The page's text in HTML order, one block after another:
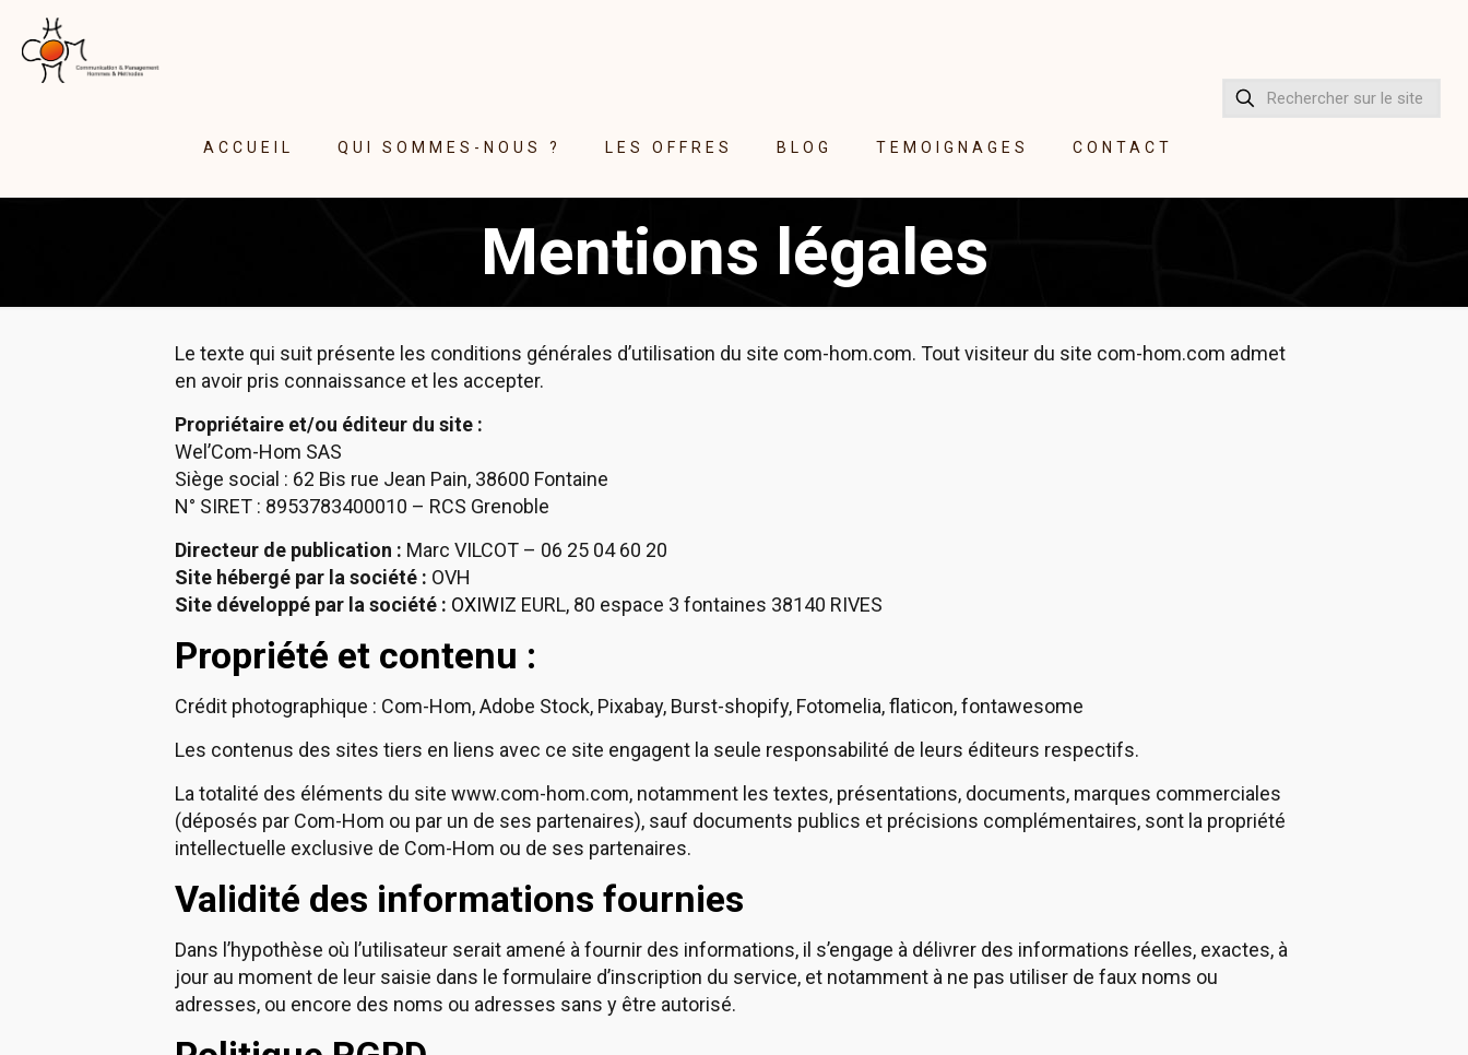
ACCUEIL QUI SOMMES-NOUS ? LES OFFRES BLOG TEMOIGNAGES CONTACT
Mentions légales
Le texte qui suit présente les conditions générales d’utilisation du site com-hom.com. Tout visiteur du site com-hom.com admet
en avoir pris connaissance et les accepter.
Propriétaire et/ou éditeur du site :
Wel’Com-Hom SAS
Siège social : 62 Bis rue Jean Pain, 38600 Fontaine
N° SIRET : 8953783400010 – RCS Grenoble
Directeur de publication : Marc VILCOT – 06 25 04 60 20
Site hébergé par la société : OVH
Site développé par la société : OXIWIZ EURL, 80 espace 3 fontaines 38140 RIVES
Propriété et contenu :
Crédit photographique : Com-Hom, Adobe Stock, Pixabay, Burst-shopify, Fotomelia, flaticon, fontawesome
Les contenus des sites tiers en liens avec ce site engagent la seule responsabilité de leurs éditeurs respectifs.
La totalité des éléments du site www.com-hom.com, notamment les textes, présentations, documents, marques commerciales
(déposés par Com-Hom ou par un de ses partenaires), sauf documents publics et précisions complémentaires, sont la propriété
intellectuelle exclusive de Com-Hom ou de ses partenaires.
Validité des informations fournies
Dans l’hypothèse où l’utilisateur serait amené à fournir des informations, il s’engage à délivrer des informations réelles, exactes, à
jour au moment de leur saisie dans le formulaire d’inscription du service, et notamment à ne pas utiliser de faux noms ou
adresses, ou encore des noms ou adresses sans y être autorisé.